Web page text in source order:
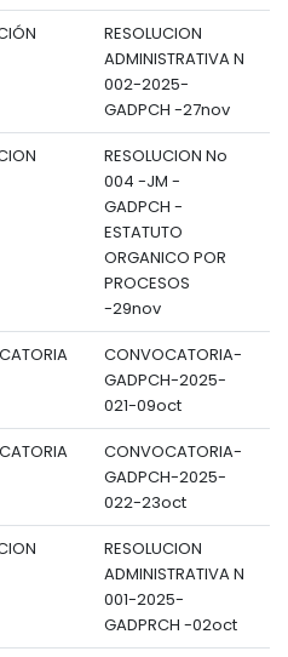
RESOLUCION
ADMINISTRATIVA N
002-2025-
GADPCH -27nov
RESOLUCION No
004 -JM -
GADPCH -
ESTATUTO
ORGANICO POR
PROCESOS
-29nov
CONVOCATORIA-
GADPCH-2025-
021-09oct
CONVOCATORIA-
GADPCH-2025-
022-23oct
RESOLUCION
ADMINISTRATIVA N
001-2025-
GADPRCH -02oct